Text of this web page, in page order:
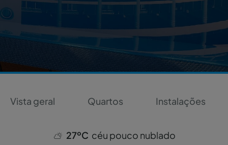
Vista geral Quartos Instalações
27ºC céu pouco nublado